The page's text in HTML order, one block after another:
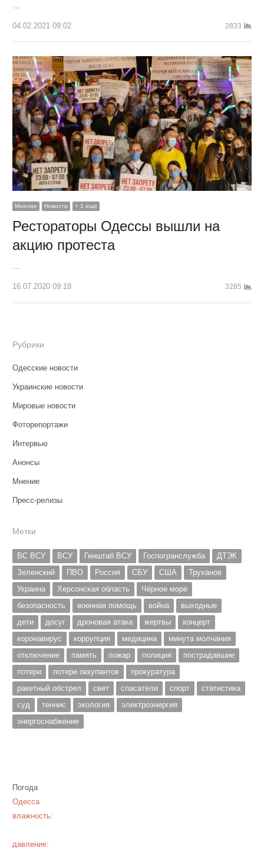
04.02.2021 09:02 2833
Мнение Новости + 1 еще
Рестораторы Одессы вышли на
акцию протеста
…
16.07.2020 09:18 3285
Рубрики
Одесские новости
Украинские новости
Мировые новости
Фоторепортажи
Интервью
Анонсы
Мнение
Пресс-релизы
Метки
ВС ВСУ ВСУ Генштаб ВСУ Госпогранслужба
ДТЭК
Зеленский
ПВО Россия СБУ США
Труханов
Украина
Херсонская область
Чёрное море
безопасность
военная помощь война
выходные
дети
досуг дроновая атака жертвы
концерт
коронавирус
коррупция медицина
минута молчания
отключение
память пожар полиция
пострадавшие
потери
потери оккупантов
прокуратура
ракетный обстрел
свет спасатели спорт
статистика
суд
теннис экология
электроэнергия
энергоснабжение
Погода
Одесса
влажность:
давление: